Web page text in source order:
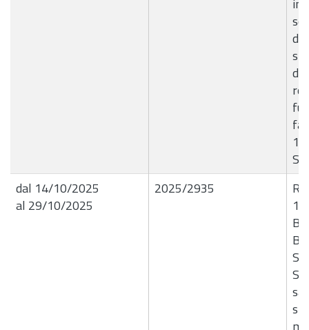
dal 14/10/2025
al 29/10/2025
2025/2935